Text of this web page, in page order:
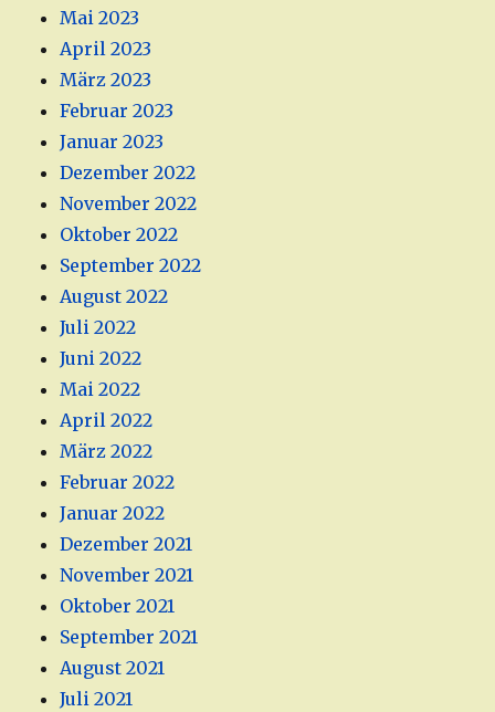
Mai 2023
April 2023
März 2023
Februar 2023
Januar 2023
Dezember 2022
November 2022
Oktober 2022
September 2022
August 2022
Juli 2022
Juni 2022
Mai 2022
April 2022
März 2022
Februar 2022
Januar 2022
Dezember 2021
November 2021
Oktober 2021
September 2021
August 2021
Juli 2021